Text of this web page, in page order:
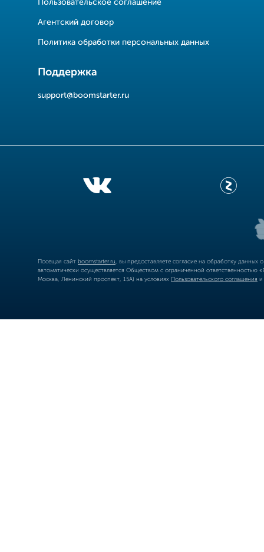
Пользовательское соглашение
Агентский договор
Политика обработки персональных данных
Поддержка
support@boomstarter.ru
Посещая сайт boomstarter.ru , вы предоставляете согласие на обработку
автоматически осуществляется Обществом с ограниченной
Москва, Ленинский проспект, 15А) на условиях Пользовательского соглашения и